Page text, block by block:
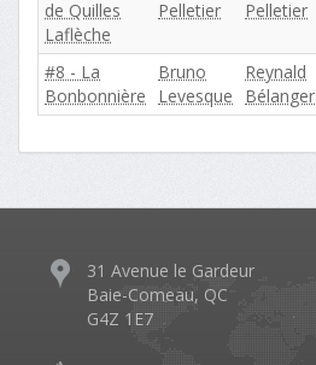
de Quilles
Laflèche
Pelletier
Pelletier
#8 - La
Bonbonnière
Bruno
Levesque
Reynald
Bélanger
31 Avenue le Gardeur
Baie-Comeau, QC
G4Z 1E7